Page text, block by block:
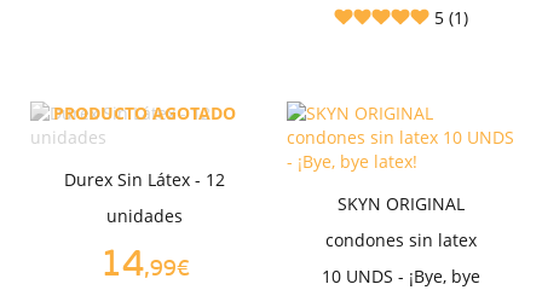
5 (1)
PRODUCTO AGOTADO
Durex Sin Látex - 12
unidades
14,99€
SKYN ORIGINAL
condones sin latex
10 UNDS - ¡Bye, bye